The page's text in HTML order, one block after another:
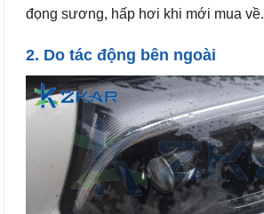
đọng sương, hấp hơi khi mới mua về.
2. Do tác động bên ngoài